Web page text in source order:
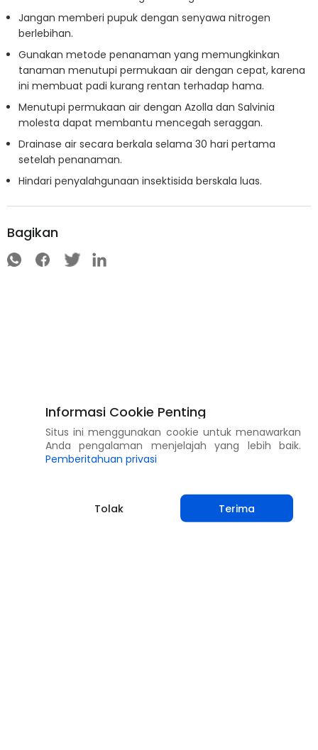
Jangan memberi pupuk dengan senyawa nitrogen
berlebihan.
Gunakan metode penanaman yang memungkinkan
tanaman menutupi permukaan air dengan cepat, karena
ini membuat padi kurang rentan terhadap hama.
Menutupi permukaan air dengan Azolla dan Salvinia
molesta dapat membantu mencegah seraggan.
Drainase air secara berkala selama 30 hari pertama
setelah penanaman.
Hindari penyalahgunaan insektisida berskala luas.
Bagikan
Informasi Cookie Penting
Situs ini menggunakan cookie untuk menawarkan
Anda pengalaman menjelajah yang lebih baik.
Pemberitahuan privasi
Tolak Terima